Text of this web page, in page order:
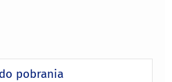
pobrania